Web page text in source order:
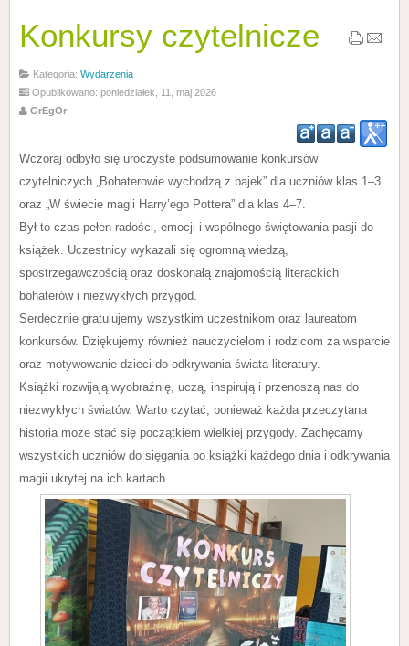
Konkursy czytelnicze
Kategoria: Wydarzenia
Opublikowano: poniedziałek, 11, maj 2026
GrEgOr
Wczoraj odbyło się uroczyste podsumowanie konkursów
czytelniczych „Bohaterowie wychodzą z bajek” dla uczniów klas 1–3
oraz „W świecie magii Harry’ego Pottera” dla klas 4–7.
Był to czas pełen radości, emocji i wspólnego świętowania pasji do
książek. Uczestnicy wykazali się ogromną wiedzą,
spostrzegawczością oraz doskonałą znajomością literackich
bohaterów i niezwykłych przygód.
Serdecznie gratulujemy wszystkim uczestnikom oraz laureatom
konkursów. Dziękujemy również nauczycielom i rodzicom za wsparcie
oraz motywowanie dzieci do odkrywania świata literatury.
Książki rozwijają wyobraźnię, uczą, inspirują i przenoszą nas do
niezwykłych światów. Warto czytać, ponieważ każda przeczytana
historia może stać się początkiem wielkiej przygody. Zachęcamy
wszystkich uczniów do sięgania po książki każdego dnia i odkrywania
magii ukrytej na ich kartach.